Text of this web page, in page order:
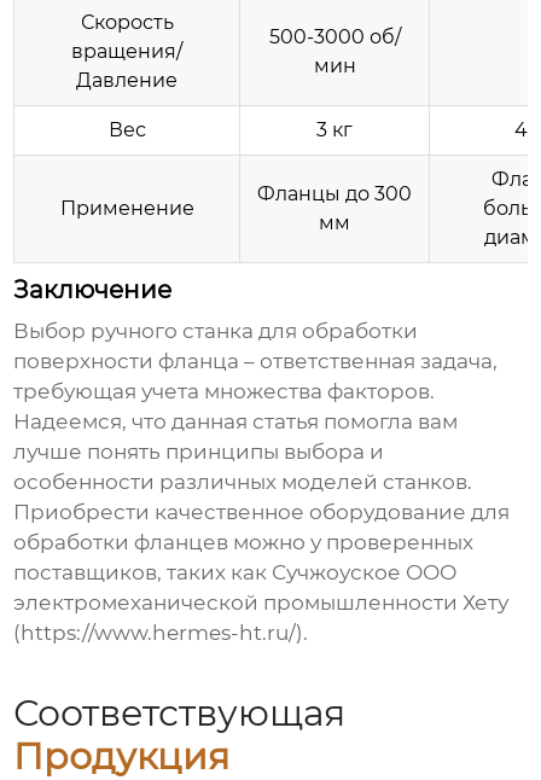
Скорость
вращения/
Давление
500-3000 об/
мин
Вес 3 кг 4
Применение
Фланцы до 300
мм
Заключение
Выбор ручного станка для обработки
поверхности фланца – ответственная задача,
требующая учета множества факторов.
Надеемся, что данная статья помогла вам
лучше понять принципы выбора и
особенности различных моделей станков.
Приобрести качественное оборудование для
обработки фланцев можно у проверенных
поставщиков, таких как Сучжоуское ООО
электромеханической промышленности Хету
( https://www.hermes-ht.ru/).
Соответствующая
Продукция